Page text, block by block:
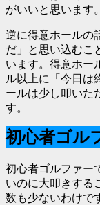
がいいと思います。
逆に得意ホールの
だ」と思い込むこ
います。得意ホー
ル以上に「今日は
ールは少し叩いた
す。
初心者ゴル
初心者ゴルファー
いのに大叩きする
数も少ないわけで